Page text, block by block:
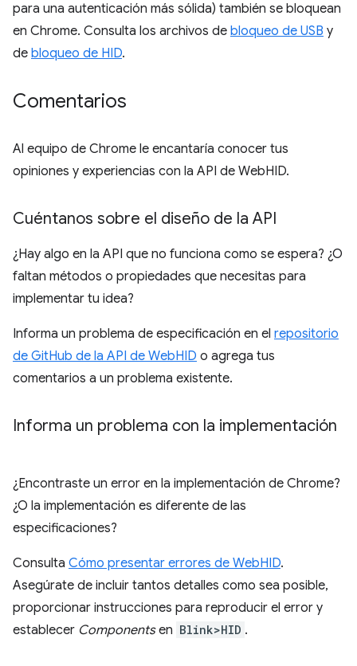
para una autenticación más sólida) también se bloquean
en Chrome. Consulta los archivos de bloqueo de USB y
de bloqueo de HID.
Comentarios
Al equipo de Chrome le encantaría conocer tus
opiniones y experiencias con la API de WebHID.
Cuéntanos sobre el diseño de la API
¿Hay algo en la API que no funciona como se espera? ¿O
faltan métodos o propiedades que necesitas para
implementar tu idea?
Informa un problema de especificación en el repositorio
de GitHub de la API de WebHID o agrega tus
comentarios a un problema existente.
Informa un problema con la implementación
¿Encontraste un error en la implementación de Chrome?
¿O la implementación es diferente de las
especificaciones?
Consulta Cómo presentar errores de WebHID.
Asegúrate de incluir tantos detalles como sea posible,
proporcionar instrucciones para reproducir el error y
establecer Componentsen Blink>HID .